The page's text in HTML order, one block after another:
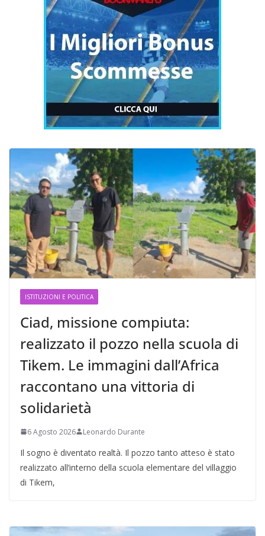
ISTITUZIONI E POLITICA
Ciad, missione compiuta:
realizzato il pozzo nella scuola di
Tikem. Le immagini dall’Africa
raccontano una vittoria di
solidarietà
6 Agosto 2026 Leonardo Durante
Il sogno è diventato realtà. Il pozzo tanto atteso è stato
realizzato all’interno della scuola elementare del villaggio
di Tikem,